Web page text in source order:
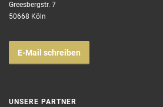
Greesbergstr. 7
50668 Köln
E-Mail schreiben
UNSERE PARTNER